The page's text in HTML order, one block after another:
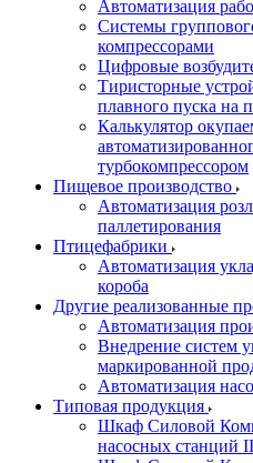
Автоматизация
Системы
компрессорами
Цифровые
Тиристорные
плавного пуска на
Калькулятор
турбокомпрессором
Пищевое производство
Автоматизация
паллетирования
Птицефабрики
Автоматизация
короба
Другие реализованные
Автоматизация
Внедрение систем
маркированной
Автоматизация
Типовая продукция
Шкаф Силовой
насосных